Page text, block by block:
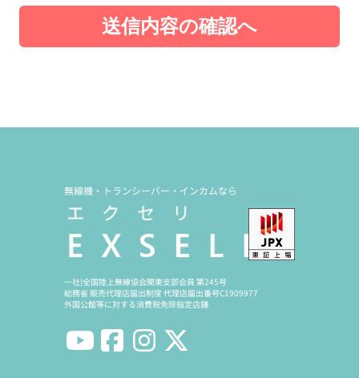
送信内容の確認へ
無線機・トランシーバー・インカムなら
一社)全国陸上無線協会関東支部会員 第245号
総務省 販売代理店届出制度 代理店届出番号C1909977
外国公館等に対する消費税免除指定店舗